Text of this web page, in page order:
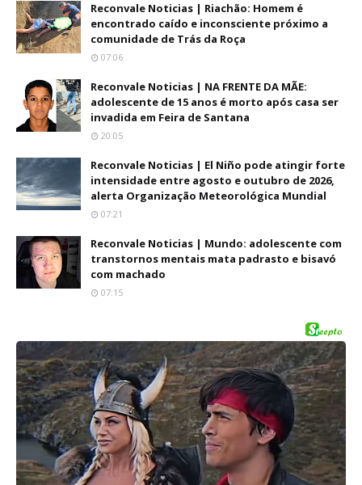
Reconvale Noticias | Riachão: Homem é
encontrado caído e inconsciente próximo a
comunidade de Trás da Roça
07:06
Reconvale Noticias | NA FRENTE DA MÃE:
adolescente de 15 anos é morto após casa ser
invadida em Feira de Santana
20:05
Reconvale Noticias | El Niño pode atingir forte
intensidade entre agosto e outubro de 2026,
alerta Organização Meteorológica Mundial
07:21
Reconvale Noticias | Mundo: adolescente com
transtornos mentais mata padrasto e bisavó
com machado
07:15